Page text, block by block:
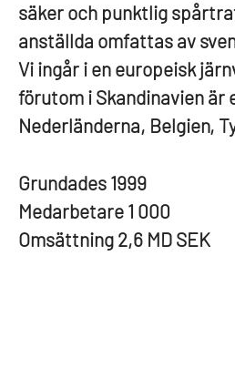
säker och punktlig
anställda omfattas av
Vi ingår i en europeisk
förutom i Skandinavien är
Nederländerna, Belgien,
Grundades 1999
Medarbetare 1 000
Omsättning 2,6 MD SEK